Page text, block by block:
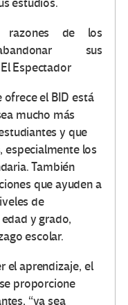
razones de los
sus
Espectador
ofrece el BID está
mucho más
y que
especialmente los
También
que ayuden a
de
y grado,
escolar.
el aprendizaje, el
proporcione
“ya sea